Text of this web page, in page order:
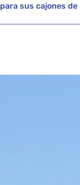
para sus cajones